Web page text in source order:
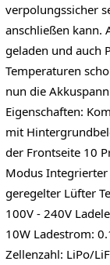
verpolungssicher
anschließen kann.
geladen und auch
Temperaturen
nun die
Eigenschaften:
mit
der Frontseite 10
Modus
geregelter Lüfter
100V - 240V
10W Ladestrom:
Zellenzahl: LiPo/